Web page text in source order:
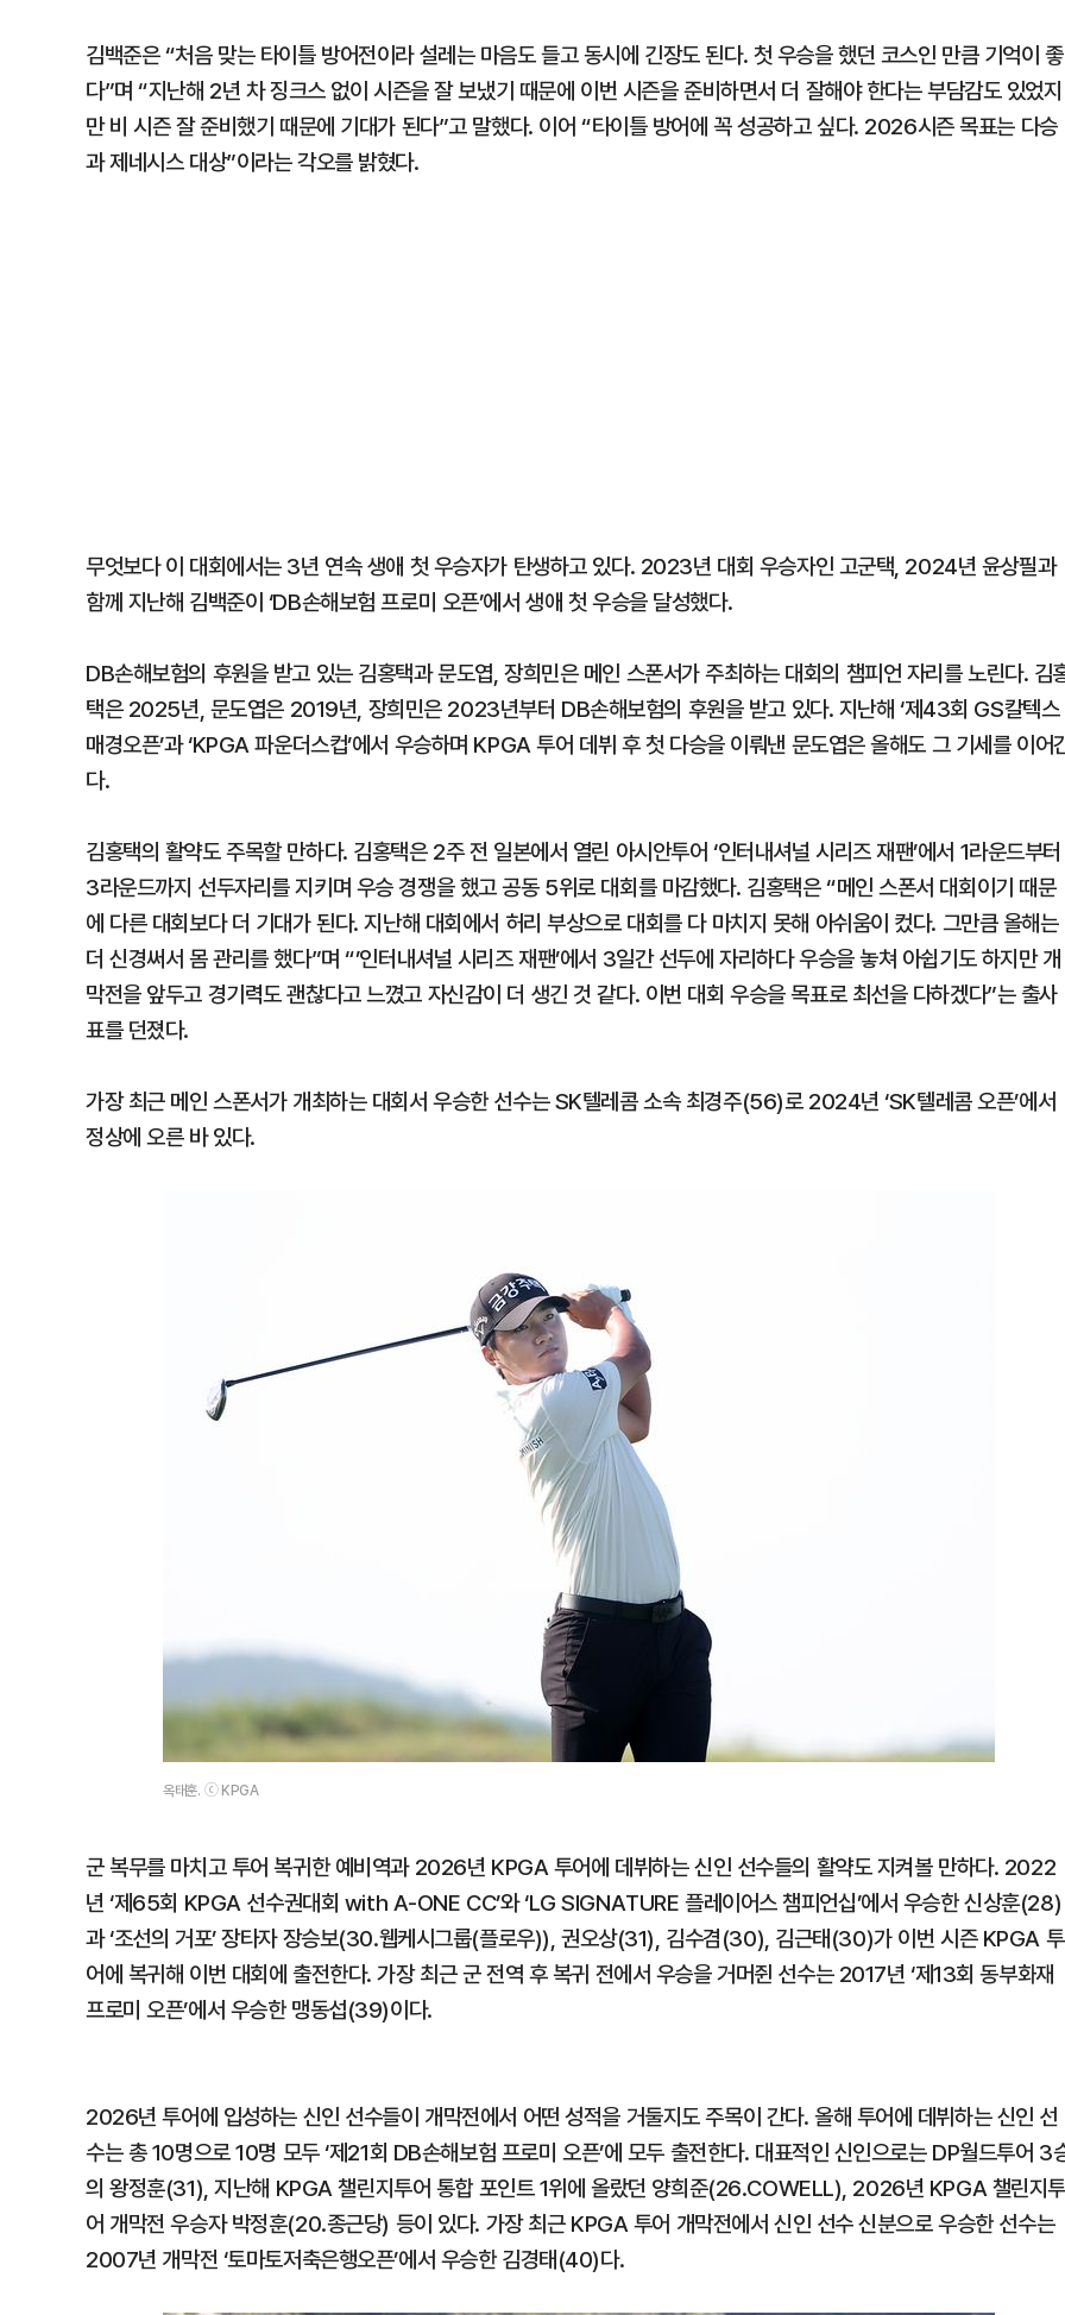
김백준은 “처음 맞는 타이틀 방어전이라 설레는 마음도 들고 동시에 긴장도 된다. 첫 우승을 했던 코스인 만큼 기억이 좋
다”며 “지난해 2년 차 징크스 없이 시즌을 잘 보냈기 때문에 이번 시즌을 준비하면서 더 잘해야 한다는 부담감도 있었지
만 비 시즌 잘 준비했기 때문에 기대가 된다”고 말했다. 이어 “타이틀 방어에 꼭 성공하고 싶다. 2026시즌 목표는 다승
과 제네시스 대상”이라는 각오를 밝혔다.
무엇보다 이 대회에서는 3년 연속 생애 첫 우승자가 탄생하고 있다. 2023년 대회 우승자인 고군택, 2024년 윤상필과
함께 지난해 김백준이 ‘DB손해보험 프로미 오픈’에서 생애 첫 우승을 달성했다.
DB손해보험의 후원을 받고 있는 김홍택과 문도엽, 장희민은 메인 스폰서가 주최하는 대회의 챔피언 자리를 노린다. 김
택은 2025년, 문도엽은 2019년, 장희민은 2023년부터 DB손해보험의 후원을 받고 있다. 지난해 ‘제43회 GS칼텍스
매경오픈’과 ‘KPGA 파운더스컵’에서 우승하며 KPGA 투어 데뷔 후 첫 다승을 이뤄낸 문도엽은 올해도 그 기세를 이어
다.
김홍택의 활약도 주목할 만하다. 김홍택은 2주 전 일본에서 열린 아시안투어 ‘인터내셔널 시리즈 재팬’에서 1라운드부터
3라운드까지 선두자리를 지키며 우승 경쟁을 했고 공동 5위로 대회를 마감했다. 김홍택은 “메인 스폰서 대회이기 때문
에 다른 대회보다 더 기대가 된다. 지난해 대회에서 허리 부상으로 대회를 다 마치지 못해 아쉬움이 컸다. 그만큼 올해는
더 신경써서 몸 관리를 했다”며 “’인터내셔널 시리즈 재팬’에서 3일간 선두에 자리하다 우승을 놓쳐 아쉽기도 하지만 개
막전을 앞두고 경기력도 괜찮다고 느꼈고 자신감이 더 생긴 것 같다. 이번 대회 우승을 목표로 최선을 다하겠다”는 출사
표를 던졌다.
가장 최근 메인 스폰서가 개최하는 대회서 우승한 선수는 SK텔레콤 소속 최경주(56)로 2024년 ‘SK텔레콤 오픈’에서
정상에 오른 바 있다.
옥태훈. ⓒ KPGA
군 복무를 마치고 투어 복귀한 예비역과 2026년 KPGA 투어에 데뷔하는 신인 선수들의 활약도 지켜볼 만하다. 2022
년 ‘제65회 KPGA 선수권대회 with A-ONE CC’와 ‘LG SIGNATURE 플레이어스 챔피언십’에서 우승한 신상훈(28)
과 ‘조선의 거포’ 장타자 장승보(30.웹케시그룹(플로우)), 권오상(31), 김수겸(30), 김근태(30)가 이번 시즌 KPGA 투
어에 복귀해 이번 대회에 출전한다. 가장 최근 군 전역 후 복귀 전에서 우승을 거머쥔 선수는 2017년 ‘제13회 동부화재
프로미 오픈’에서 우승한 맹동섭(39)이다.
2026년 투어에 입성하는 신인 선수들이 개막전에서 어떤 성적을 거둘지도 주목이 간다. 올해 투어에 데뷔하는 신인 선
수는 총 10명으로 10명 모두 ‘제21회 DB손해보험 프로미 오픈’에 모두 출전한다. 대표적인 신인으로는 DP월드투어 3
의 왕정훈(31), 지난해 KPGA 챌린지투어 통합 포인트 1위에 올랐던 양희준(26.COWELL), 2026년 KPGA 챌린지
어 개막전 우승자 박정훈(20.종근당) 등이 있다. 가장 최근 KPGA 투어 개막전에서 신인 선수 신분으로 우승한 선수는
2007년 개막전 ‘토마토저축은행오픈’에서 우승한 김경태(40)다.